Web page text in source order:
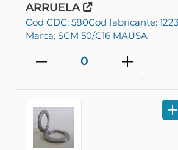
ARRUELA
Cod CDC: 580Cod fabricante:
Marca: SCM 50/C16 MAUSA